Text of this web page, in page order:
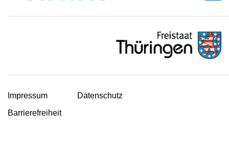
Impressum
Datenschutz
Barrierefreiheit